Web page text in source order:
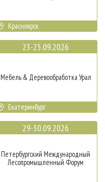
Красноярск
23-25.09.2026
Мебель & Деревообработка Урал
Екатеринбург
29-30.09.2026
Петербургский Международный
Лесопромышленный Форум